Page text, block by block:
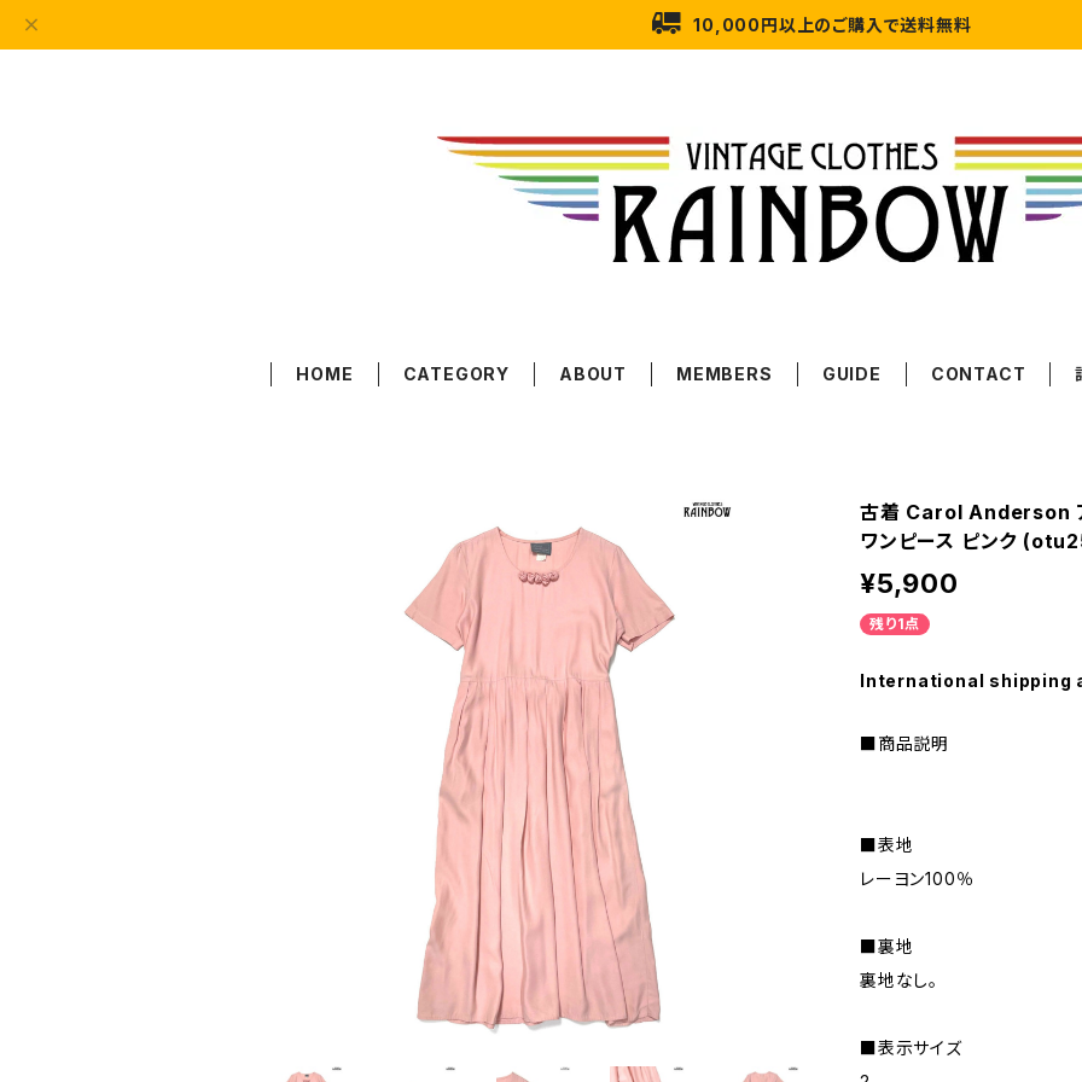
10,000円以上のご購入で送料無料
HOME CATEGORY ABOUT MEMBERS GUIDE CONTACT
古着 Carol Anderson
ワンピース ピンク
¥5,900
残り1点
International shipping
■商品説明
■表地
レーヨン100％
■裏地
裏地なし。
■表示サイズ